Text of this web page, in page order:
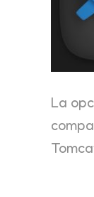
La